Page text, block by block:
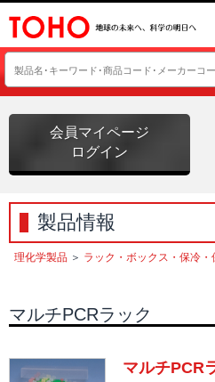
会員マイページ
ログイン
製品情報
理化学製品 ＞ ラック・ボックス・保冷・
マルチPCRラック
マルチ